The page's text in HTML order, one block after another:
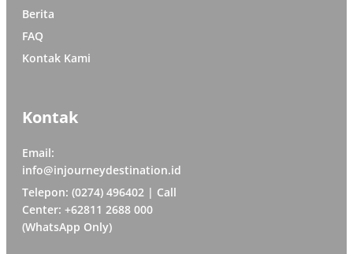
Berita
FAQ
Kontak Kami
Kontak
Email:
info@injourneydestination.id
Telepon: (0274) 496402 | Call
Center: +62811 2688 000
(WhatsApp Only)